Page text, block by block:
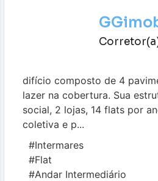
difício composto de 4
lazer na cobertura. Sua
social, 2 lojas, 14 flats por
coletiva e p...
#Intermares
#Flat
#Andar Intermediário